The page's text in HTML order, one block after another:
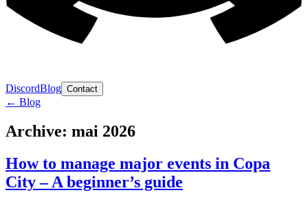
DiscordBlog Contact
← Blog
Archive: mai 2026
How to manage major events in Copa
City – A beginner’s guide